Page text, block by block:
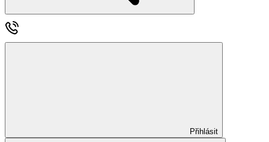
Přihlásit